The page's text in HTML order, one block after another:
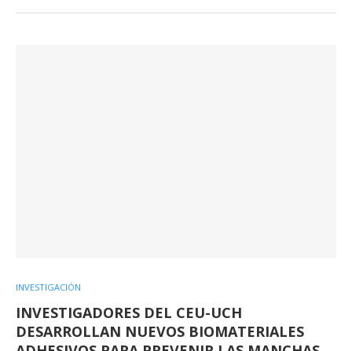
INVESTIGACIÓN
INVESTIGADORES DEL CEU-UCH
DESARROLLAN NUEVOS BIOMATERIALES